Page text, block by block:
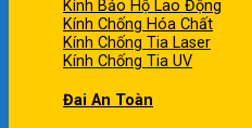
Kính Bảo Hộ Lao Động
Kính Chống Hóa Chất
Kính Chống Tia Laser
Kính Chống Tia UV
Đai An Toàn